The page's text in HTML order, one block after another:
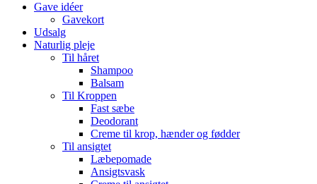
Gave idéer
Gavekort
Udsalg
Naturlig pleje
Til håret
Shampoo
Balsam
Til Kroppen
Fast sæbe
Deodorant
Creme til krop, hænder og fødder
Til ansigtet
Læbepomade
Ansigtsvask